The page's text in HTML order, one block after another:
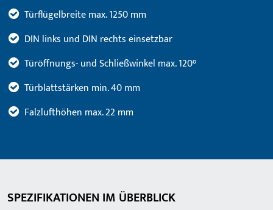
Türflügelbreite max. 1250 mm
DIN links und DIN rechts einsetzbar
Türöffnungs- und Schließwinkel max. 120°
Türblattstärken min. 40 mm
Falzlufthöhen max. 22 mm
SPEZIFIKATIONEN IM ÜBERBLICK